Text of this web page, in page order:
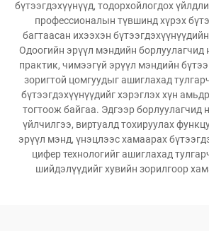
бүтээгдэхүүнүүд, тодорхойлогдох
профессионалын түвшинд хүрэх
багтаасан ихээхэн
Одоогийн эрүүл мэндийн борлуулагчид
практик, чимээгүй эрүүл мэндийн
зоригтой цомгуудыг ашиглахад
бүтээгдэхүүнүүдийг хэрэглэх хүн
тогтоож байгаа. Эдгээр борлуулагчид
үйлчилгээ, виртуалд тохируулах
эрүүл мэнд, үнэцлээс хамаарах
цифер технологийг ашиглахад
шийдэлүүдийг хувийн зорилгоор